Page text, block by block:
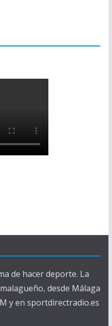
de hacer deporte. La
desde Málaga
y en sportdirectradio.es